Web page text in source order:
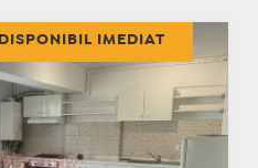
DISPONIBIL IMEDIAT